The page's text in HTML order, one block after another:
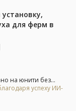
для ферм в
на юнити без...
успеху ИИ-